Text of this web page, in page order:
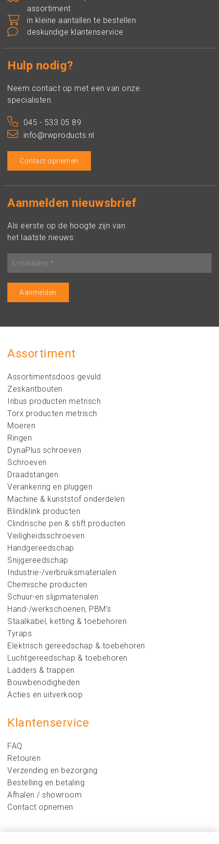
assortiment
in kleine aantallen te bestellen
deskundige klantenservice
Hulp nodig?
Neem contact op met een van onze
specialisten.
045 - 533 05 89
info@rwproducts.nl
Contact opnemen
Aanmelden nieuwsbrief
Als eerste op de hoogte zijn van
het laatste nieuws:
Assortiment
Assortimentsdoos gevuld
Zeskantbouten
Inbus producten metrisch
Torx producten metrisch
Moeren
Ringen
DynaPlus schroeven
Schroeven
Draadstangen
Verankering en pluggen
Machine & kunststof onderdelen
Blindklink producten
Clindrische pen & stift producten
Veiligheidsschroeven
Handgereedschap
Snijgereedschap
Industrie-/verbruiksmaterialen
Chemische producten
Schuur-en slijpmaterialen
Hand-/werkschoenen, PBM's
Staalkabel, ketting & toebehoren
Tyraps
Elektrisch gereedschap & toebehoren
Luchtgereedschap & toebehoren
Ladders & trappen
Bouwbenodigheden
Acties en uitverkoop
Klantenservice
FAQ
Retouren
Verzending en bezorging
Bestelling en betaling
Afhalen / showroom
Contact opnemen